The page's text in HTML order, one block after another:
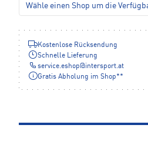
Wähle einen Shop um die
Kostenlose Rücksendung
Schnelle Lieferung
service.eshop@intersport.at
Gratis Abholung im Shop**